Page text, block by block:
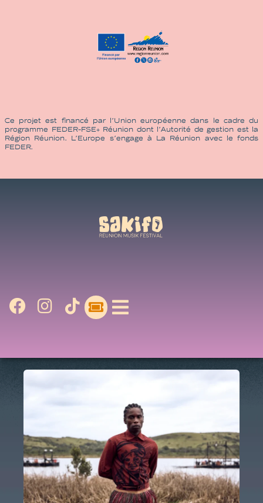
Ce projet est financé par l’Union européenne dans le cadre du
programme FEDER-FSE+ Réunion dont l’Autorité de gestion est la
Région Réunion. L’Europe s’engage à La Réunion avec le fonds
FEDER.